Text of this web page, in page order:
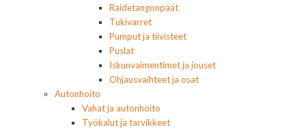
Raidetangonpäät
Tukivarret
Pumput ja tiivisteet
Puslat
Iskunvaimentimet ja jouset
Ohjausvaihteet ja osat
Autonhoito
Vahat ja autonhoito
Työkalut ja tarvikkeet